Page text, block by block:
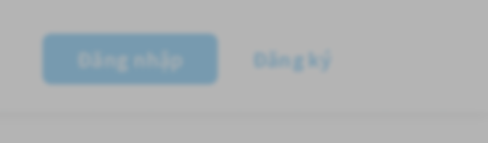
Đăng nhập Đăng ký